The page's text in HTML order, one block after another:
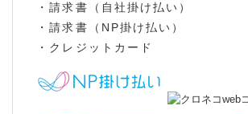
・請求書（自社掛け払い）
・請求書（NP掛け払い）
・クレジットカード